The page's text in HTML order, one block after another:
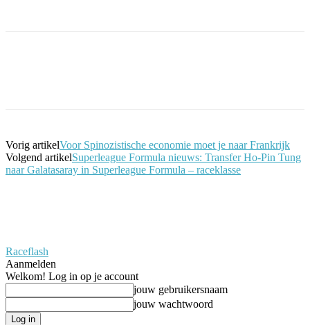
Vorig artikelVoor Spinozistische economie moet je naar Frankrijk
Volgend artikelSuperleague Formula nieuws: Transfer Ho-Pin Tung
naar Galatasaray in Superleague Formula – raceklasse
Raceflash
Aanmelden
Welkom! Log in op je account
jouw gebruikersnaam
jouw wachtwoord